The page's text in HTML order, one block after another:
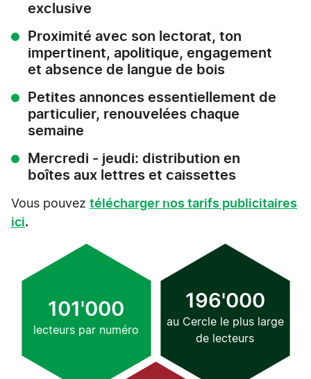
exclusive
Proximité avec son lectorat, ton
impertinent, apolitique, engagement
et absence de langue de bois
Petites annonces essentiellement de
particulier, renouvelées chaque
semaine
Mercredi - jeudi: distribution en
boîtes aux lettres et caissettes
Vous pouvez télécharger nos tarifs publicitaires
ici.
101'000
lecteurs par numéro
196'000
au Cercle le plus large
de lecteurs